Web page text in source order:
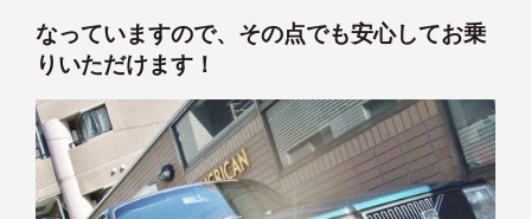
なっていますので、その点でも安心してお乗
りいただけます！